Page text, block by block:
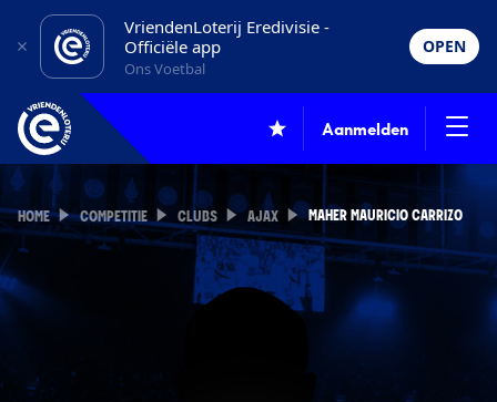
VriendenLoterij Eredivisie -
Officiële app
Ons Voetbal
OPEN
Aanmelden
HOME COMPETITIE CLUBS AJAX MAHER MAURICIO CARRIZO